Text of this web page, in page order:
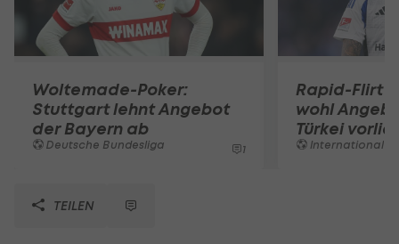
Woltemade-Poker:
Stuttgart lehnt Angebot
der Bayern ab
Deutsche Bundesliga 1
Rapid-Flirt
wohl
Türkei
International
TEILEN